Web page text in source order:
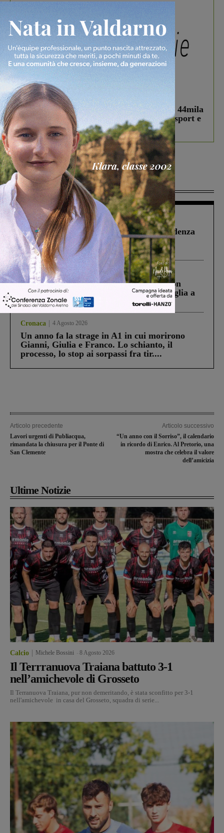
In vetrina 3 Agosto 2026
Estra Notizie agosto: Smart Cities, oltre 44mila
studenti coinvolti, torna il bando per lo sport e
debutta il podcast Estrair
Più lette
Figline Incisa Valdarno 1 Agosto 2026
Piscina di Figline finanziata oltre la scadenza
Pnrr, il gruppo di Fratelli d’Italia: “Un
ringraziamento al Governo”
Cronaca 3 Agosto 2026
Scomparso da una struttura di Castiglion
Fiorentino l’uomo che aveva ucciso la figlia a
Levane nel 2020
Cronaca 4 Agosto 2026
Un anno fa la strage in A1 in cui morirono
Gianni, Giulia e Franco. Lo schianto, il
processo, lo stop ai sorpassi fra tir....
Articolo precedente
Lavori urgenti di Publiacqua,
rimandata la chiusura per il Ponte di
San Clemente
Articolo successivo
“Un anno con il Sorriso”, il calendario
in ricordo di Enrico. Al Pretorio, una
mostra che celebra il valore
dell’amicizia
Ultime Notizie
Calcio Michele Bossini 8 Agosto 2026
Il Terrranuova Traiana battuto 3-1
nell’amichevole di Grosseto
Il Terranuova Traiana, pur non demeritando, è stata sconfitto per 3-1
nell'amichevole in casa del Grosseto, squadra di serie...